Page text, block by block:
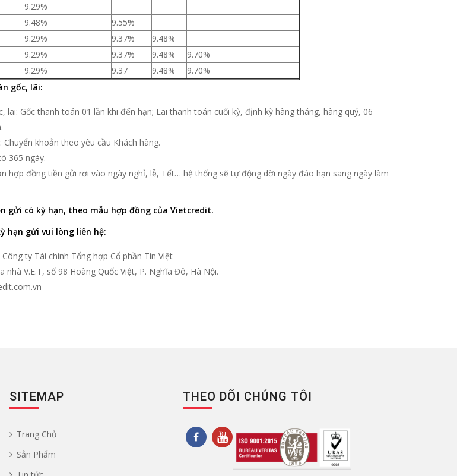
9.29%
9.48%
9.55%
9.29% 9.37%
9.48%
9.29% 9.37% 9.48%
9.70%
9.29% 9.37 9.48%
9.70%
gốc, lãi:
lãi: Gốc thanh toán 01 lần khi đến hạn; Lãi thanh toán cuối kỳ, định kỳ hàng tháng, hàng quý, 06
khoản theo yêu cầu Khách hàng.
365 ngày.
hợp đồng tiền gửi rơi vào ngày nghỉ, lễ, Tết… hệ thống sẽ tự động dời ngày đáo hạn sang ngày làm
gửi có kỳ hạn, theo mẫu hợp đồng của Vietcredit.
hạn gửi vui lòng liên hệ:
ty Tài chính Tổng hợp Cổ phần Tín Việt
nhà V.E.T, số 98 Hoàng Quốc Việt, P. Nghĩa Đô, Hà Nội.
SITEMAP
Trang Chủ
Sản Phẩm
THEO DÕI CHÚNG TÔI